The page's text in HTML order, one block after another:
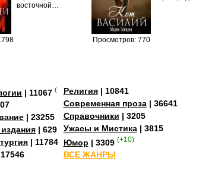
восточной…
Просмотров: 770
| 11067 (+4)
| 23255
| 629
| 11784
Религия| 10841
Современная проза| 36641
Справочники | 3205
Ужасы и Мистика| 3815
Юмор | 3309 (+10)
ВСЕ ЖАНРЫ